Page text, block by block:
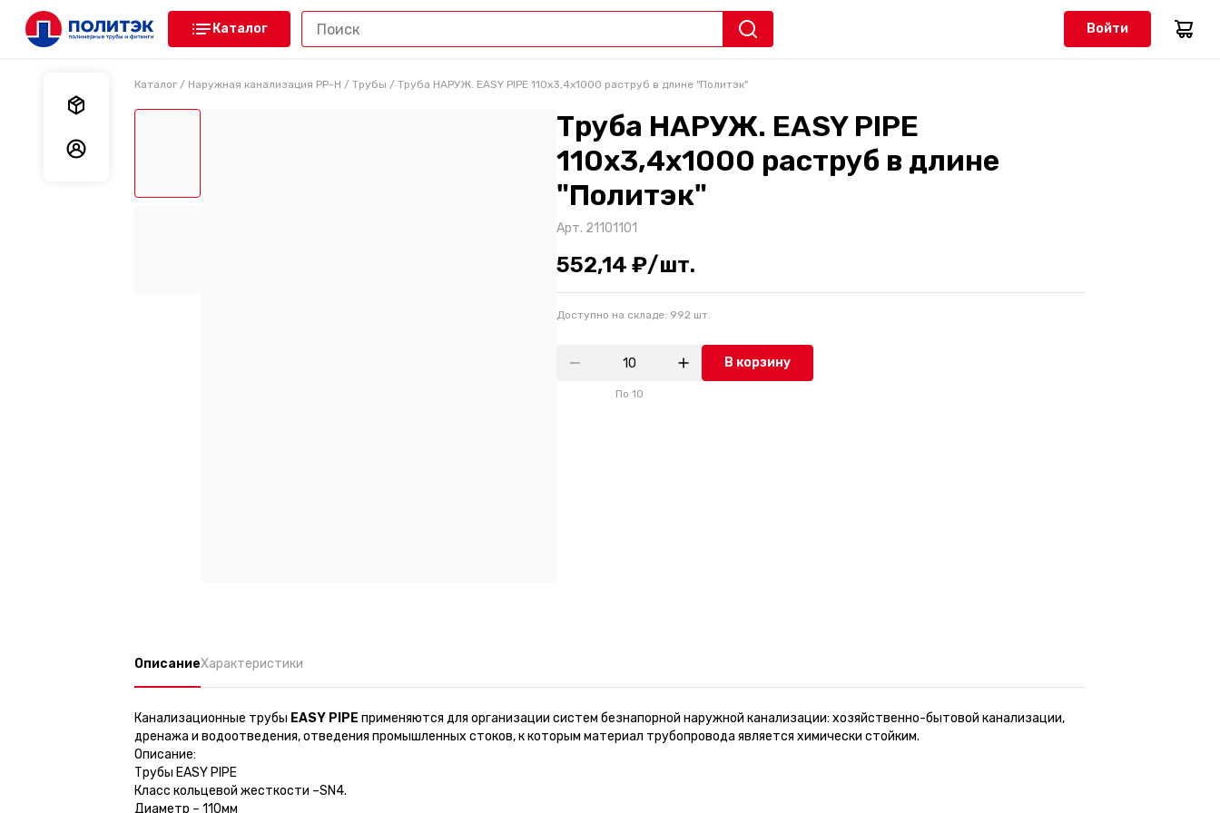
Каталог Войти
Каталог / Наружная канализация PP-H / Трубы / Труба НАРУЖ. EASY PIPE 110х3,4х1000 раструб в длине "Политэк"
Труба НАРУЖ. EASY PIPE
110х3,4х1000 раструб в длине
"Политэк"
Арт. 21101101
552,14 ₽/шт.
Доступно на складе: 992 шт.
По 10
В корзину
ОписаниеХарактеристики
Канализационные трубы EASY PIPE применяются для организации систем безнапорной наружной канализации: хозяйственно-бытовой канализации,
дренажа и водоотведения, отведения промышленных стоков, к которым материал трубопровода является химически стойким.
Описание:
Трубы EASY PIPE
Класс кольцевой жесткости –SN4.
Диаметр – 110мм